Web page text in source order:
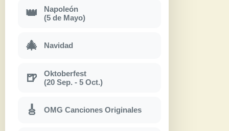
👑
Napoleón
(5 de Mayo)
🎄 Navidad
🍺
Oktoberfest
(20 Sep. - 5 Oct.)
🎸 OMG Canciones Originales